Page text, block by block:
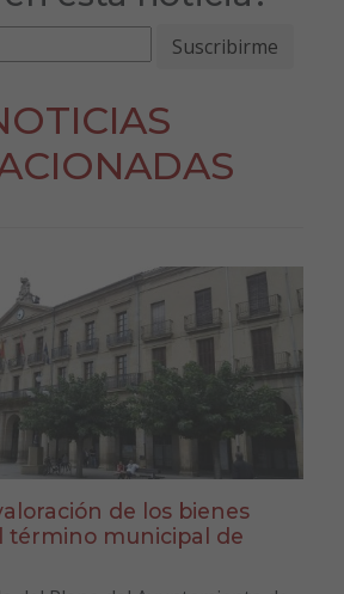
de los bienes
término municipal de